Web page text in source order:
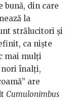
bună, din care
la
strălucitori și
ca niște
mai mulți
nori înalți,
are
Cumulonimbus